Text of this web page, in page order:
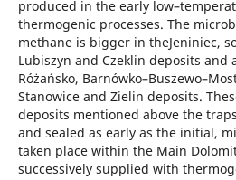
produced in the early
thermogenic processes. The
methane is bigger in theJeniniec,
Lubiszyn and Czeklin deposits and
Różańsko,
Stanowice and Zielin deposits.
deposits mentioned above the
and sealed as early as the initial,
taken place within the Main
successively supplied with